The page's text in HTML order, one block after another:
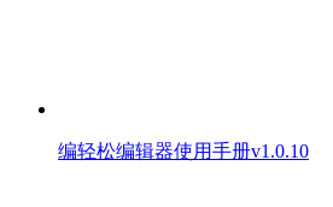
编轻松编辑器使用手册v1.0.10